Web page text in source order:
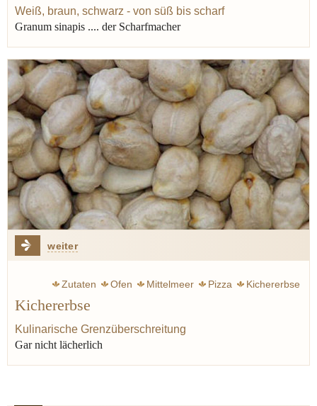
Weiß, braun, schwarz - von süß bis scharf
Granum sinapis .... der Scharfmacher
weiter
Zutaten Ofen Mittelmeer Pizza
Kichererbse
Orient
Eintopf
Kichererbse
Kulinarische Grenzüberschreitung
Gar nicht lächerlich